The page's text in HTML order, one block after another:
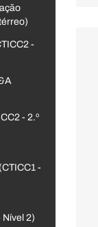
-
- 2.º
-
2)